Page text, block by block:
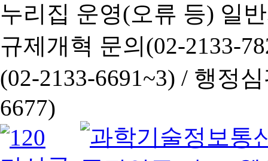
누리집 운영(오류 등) 일
규제개혁 문의(02-2133-
(02-2133-6691~3) / 행정심
6677)